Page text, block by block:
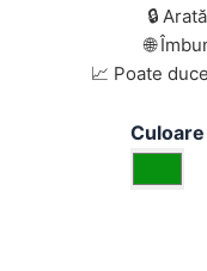
🔒
🌐
📈 Poate